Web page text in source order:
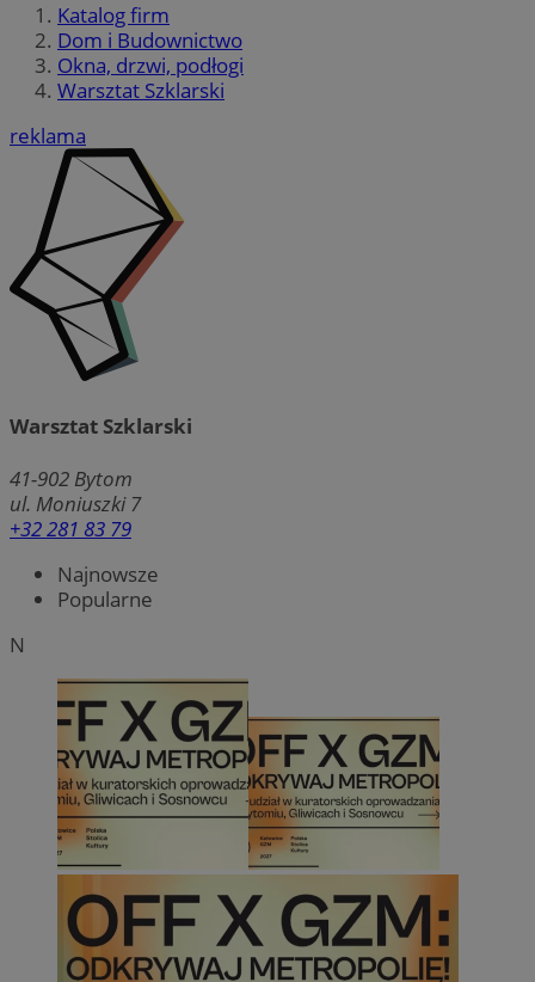
Katalog firm
Dom i Budownictwo
Okna, drzwi, podłogi
Warsztat Szklarski
reklama
Warsztat Szklarski
41-902 Bytom
ul. Moniuszki 7
+32 281 83 79
Najnowsze
Popularne
N